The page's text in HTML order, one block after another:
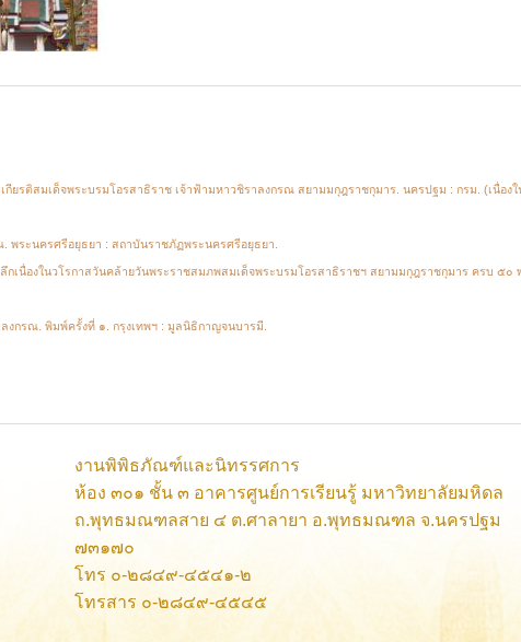
ยรติสมเด็จพระบรมโอรสาธิราช เจ้าฟ้ามหาวชิราลงกรณ สยามมกุฎราชกุมาร. นครปฐม : กรม. (เนื่อ
พระนครศรีอยุธยา : สถาบันราชภัฏพระนครศรีอยุธยา.
นื่องในวโรกาสวันคล้ายวันพระราชสมภพสมเด็จพระบรมโอรสาธิราชฯ สยามมกุฎราชกุมาร ครบ ๕๐
กรณ. พิมพ์ครั้งที่ ๑. กรุงเทพฯ : มูลนิธิกาญจนบารมี.
งานพิพิธภัณฑ์และนิทรรศการ
ห้อง ๓๐๑ ชั้น ๓ อาคารศูนย์การเรียนรู้ มหาวิทยาลัยมหิดล
ถ.พุทธมณฑลสาย ๔ ต.ศาลายา อ.พุทธมณฑล จ.นครปฐม
๗๓๑๗๐
โทร ๐-๒๘๔๙-๔๕๔๑-๒
โทรสาร ๐-๒๘๔๙-๔๕๔๕